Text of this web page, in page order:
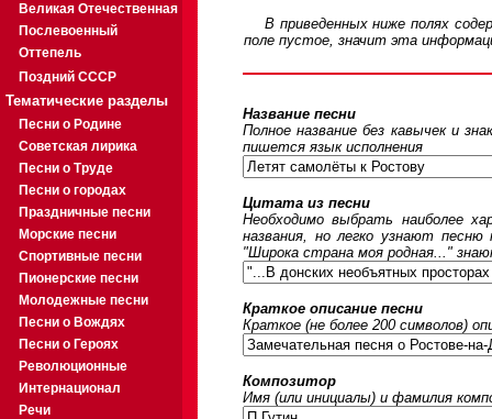
Великая Отечественная
Послевоенный
Оттепель
Поздний СССР
Тематические разделы
Песни о Родине
Советская лирика
Песни о Труде
Песни о городах
Праздничные песни
Морские песни
Спортивные песни
Пионерские песни
Молодежные песни
Песни о Вождях
Песни о Героях
Революционные
Интернационал
Речи
В приведенных ниже полях
поле пустое, значит эта
Название песни
Полное название без кавычек и
пишется язык исполнения
Цитата из песни
Необходимо выбрать наиболее
названия, но легко узнают
"Широка страна моя родная..."
Краткое описание песни
Краткое (не более 200 символов)
Композитор
Имя (или инициалы) и фамилия